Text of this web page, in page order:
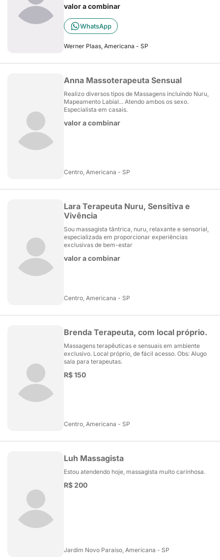
valor a combinar
WhatsApp
Werner Plaas, Americana - SP
Anna Massoterapeuta Sensual
Realizo diversos tipos de Massagens incluindo Nuru,
Mapeamento Labial... Atendo ambos os sexo.
Especialista em casais.
valor a combinar
Centro, Americana - SP
Lara Terapeuta Nuru, Sensitiva e
Vivência
Sou massagista tântrica, nuru, relaxante e sensorial,
especializada em proporcionar experiências
exclusivas de bem-estar
valor a combinar
Centro, Americana - SP
Brenda Terapeuta, com local próprio.
Massagens terapêuticas e sensuais em ambiente
exclusivo. Local próprio, de fácil acesso. Obs: Alugo
sala para terapeutas.
R$ 150
Centro, Americana - SP
Luh Massagista
Estou atendendo hoje, massagista muito carinhosa.
R$ 200
Jardim Novo Paraíso, Americana - SP